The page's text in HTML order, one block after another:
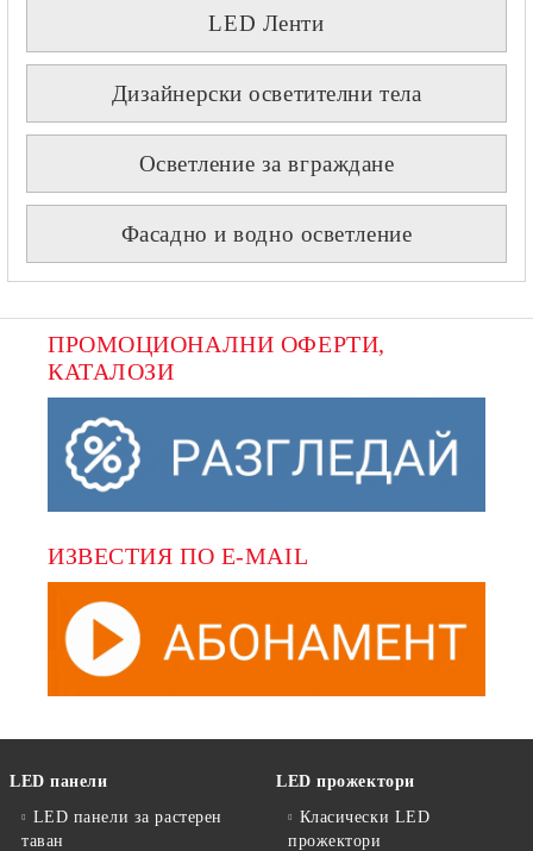
LED Ленти
Дизайнерски осветителни тела
Осветление за вграждане
Фасадно и водно осветление
ПРОМОЦИОНАЛНИ ОФЕРТИ,
КАТАЛОЗИ
ИЗВЕСТИЯ ПО E-MAIL
LED панели
LED панели за растерен
таван
LED прожектори
Класически LED
прожектори